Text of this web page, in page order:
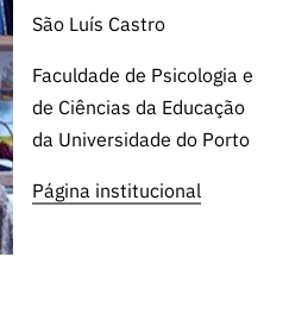
São Luís Castro
Faculdade de Psicologia e
de Ciências da Educação
da Universidade do Porto
Página institucional